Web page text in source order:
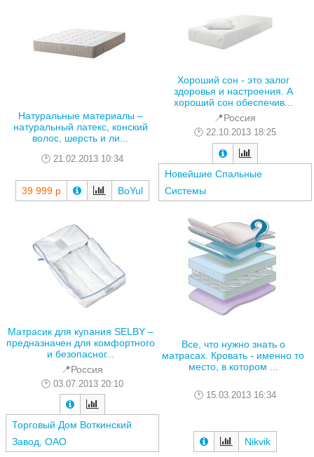
Натуральные материалы –
натуральный латекс, конский
волос, шерсть и ли...
21.02.2013 10:34
39 999 р BoYul
Хороший сон - это залог
здоровья и настроения. А
хороший сон обеспечив...
📍Россия
22.10.2013 18:25
Новейшие Спальные
Системы
Матрасик для купания SELBY –
предназначен для комфортного
и безопасног...
📍Россия
03.07.2013 20:10
Торговый Дом Воткинский
Завод, ОАО
Все, что нужно знать о
матрасах. Кровать - именно то
место, в котором ...
15.03.2013 16:34
Nikvik